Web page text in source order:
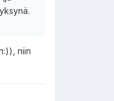
niin